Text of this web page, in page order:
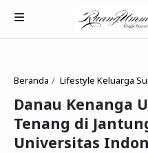
Parenting Islami
Beranda Lifestyle Keluarga
Danau Kenanga
Tenang di
Universitas